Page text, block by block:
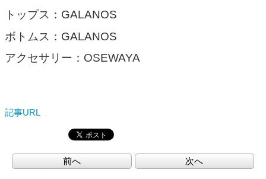
トップス：GALANOS
ボトムス：GALANOS
アクセサリー：OSEWAYA
記事URL
前へ 次へ